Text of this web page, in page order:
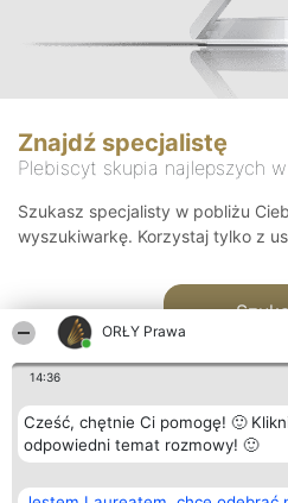
ORŁY Prawa
14:36
Cześć, chętnie Ci pomogę! 🙂
odpowiedni temat rozmowy! 🙂
Znajdź specjalistę
Plebiscyt skupia najlepszych
Szukasz specjalisty w pobliżu
wyszukiwarkę. Korzystaj tylko z
Organizator plebiscytu